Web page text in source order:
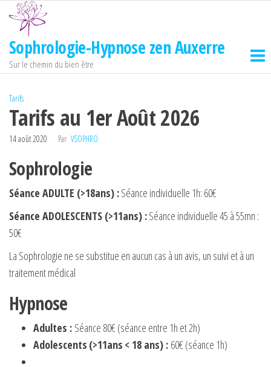
Passer
contenu
Sophrologie-Hypnose zen Auxerre
Sur le chemin du bien être
Tarifs
Tarifs au 1er Août 2026
14 août 2020 Par VSOPHRO
Sophrologie
Séance ADULTE (>18ans) :Séance individuelle 1h: 60€
Séance ADOLESCENTS (>11ans) :Séance individuelle 45 à 55mn :
50€
La Sophrologie ne se substitue en aucun cas à un avis, un suivi et à un
traitement médical
Hypnose
Adultes : Séance 80€ (séance entre 1h et 2h)
Adolescents (>11ans < 18 ans) : 60€ (séance 1h)